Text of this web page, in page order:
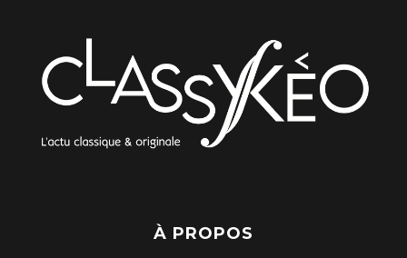
À PROPOS